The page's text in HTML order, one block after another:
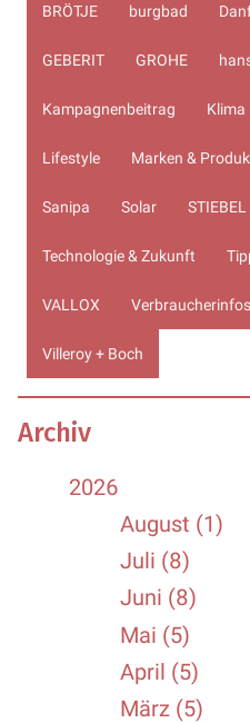
BRÖTJE burgbad
GEBERIT GROHE
Kampagnenbeitrag Klima
Lifestyle Marken &
Sanipa Solar STIEBEL
Technologie & Zukunft
VALLOX Verbraucherinfos
Villeroy + Boch
Archiv
2026
August (1)
Juli (8)
Juni (8)
Mai (5)
April (5)
März (5)